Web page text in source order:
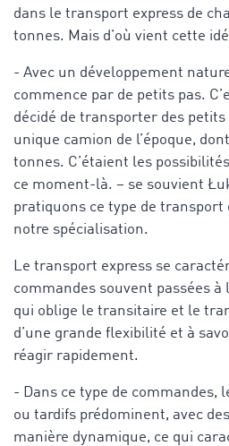
dans le transport express de
tonnes. Mais d’où vient cette
- Avec un développement
commence par de petits pas.
décidé de transporter des
unique camion de l’époque,
tonnes. C’étaient les
ce moment-là. – se souvient
pratiquons ce type de transport
notre spécialisation.
Le transport express se
commandes souvent passées
qui oblige le transitaire et le
d’une grande flexibilité et à
réagir rapidement.
- Dans ce type de commandes,
ou tardifs prédominent, avec
manière dynamique, ce qui